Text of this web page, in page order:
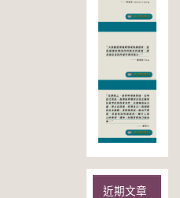
近期文章